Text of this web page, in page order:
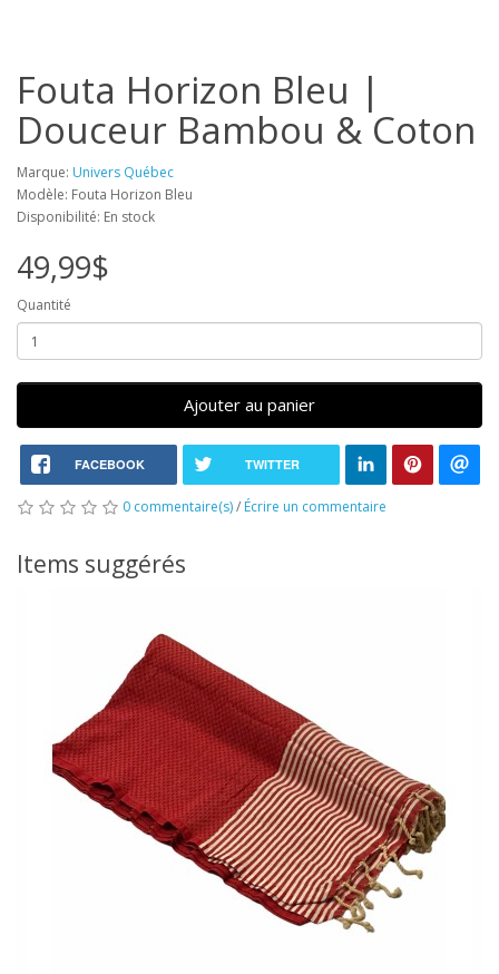
Fouta Horizon Bleu |
Douceur Bambou & Coton
Marque: Univers Québec
Modèle: Fouta Horizon Bleu
Disponibilité: En stock
49,99$
Quantité
Ajouter au panier
FACEBOOK TWITTER
0 commentaire(s)/ Écrire un commentaire
Items suggérés